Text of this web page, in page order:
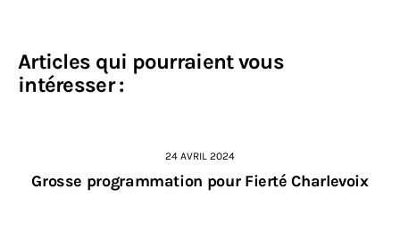
Articles qui pourraient vous
intéresser :
24 AVRIL 2024
Grosse programmation pour Fierté Charlevoix